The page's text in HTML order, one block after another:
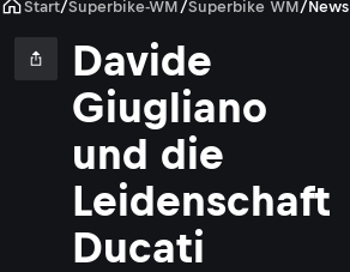
Start/Superbike-WM /Superbike WM/News
Davide
Giugliano
und die
Leidenschaft
Ducati